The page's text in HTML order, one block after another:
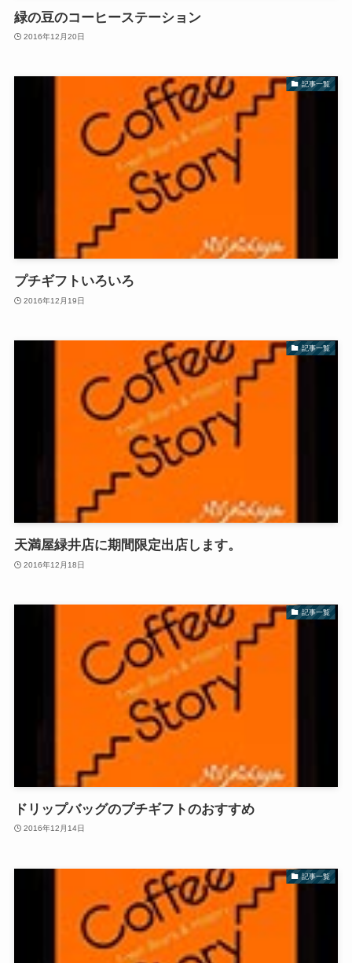
緑の豆のコーヒーステーション
2016年12月20日
記事一覧
プチギフトいろいろ
2016年12月19日
記事一覧
天満屋緑井店に期間限定出店します。
2016年12月18日
記事一覧
ドリップバッグのプチギフトのおすすめ
2016年12月14日
記事一覧